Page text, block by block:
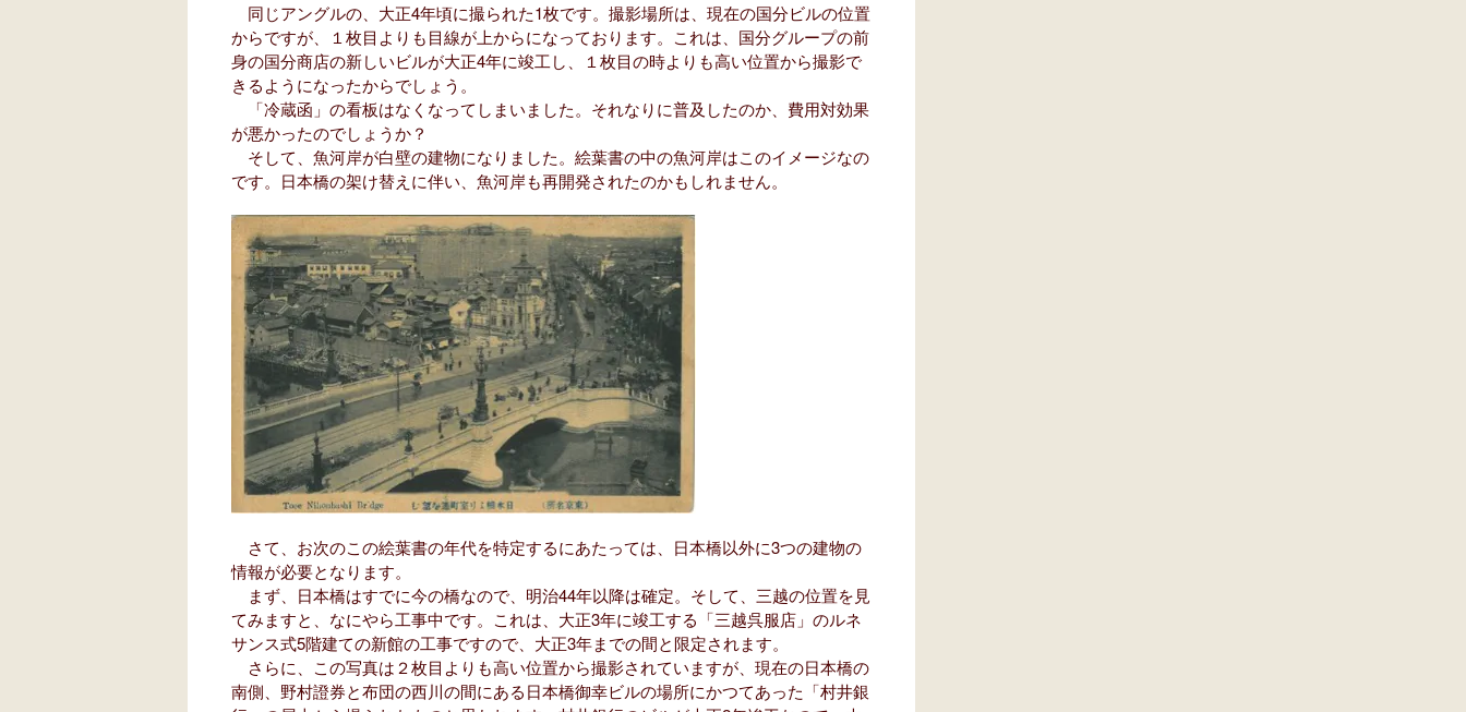
同じアングルの、大正4年頃に撮られた1枚です。撮影場所は、現在の国分ビルの位置
からですが、１枚目よりも目線が上からになっております。これは、国分グループの前
身の国分商店の新しいビルが大正4年に竣工し、１枚目の時よりも高い位置から撮影で
きるようになったからでしょう。
「冷蔵函」の看板はなくなってしまいました。それなりに普及したのか、費用対効果
が悪かったのでしょうか？
そして、魚河岸が白壁の建物になりました。絵葉書の中の魚河岸はこのイメージなの
です。日本橋の架け替えに伴い、魚河岸も再開発されたのかもしれません。
さて、お次のこの絵葉書の年代を特定するにあたっては、日本橋以外に3つの建物の
情報が必要となります。
まず、日本橋はすでに今の橋なので、明治44年以降は確定。そして、三越の位置を見
てみますと、なにやら工事中です。これは、大正3年に竣工する「三越呉服店」のルネ
サンス式5階建ての新館の工事ですので、大正3年までの間と限定されます。
さらに、この写真は２枚目よりも高い位置から撮影されていますが、現在の日本橋の
南側、野村證券と布団の西川の間にある日本橋御幸ビルの場所にかつてあった「村井銀